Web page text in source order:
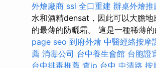
外燴廠商 ssl 全口重建 辦桌外燴推
水和酒精densat，因此可以大膽
的最薄的防曬霜。 這是一種稀薄
page seo 到府外燴 中醫經絡按摩
薦 消毒公司 台中養生會館 台胞證
台中排毒推薦 查ip 台中 中清路 按